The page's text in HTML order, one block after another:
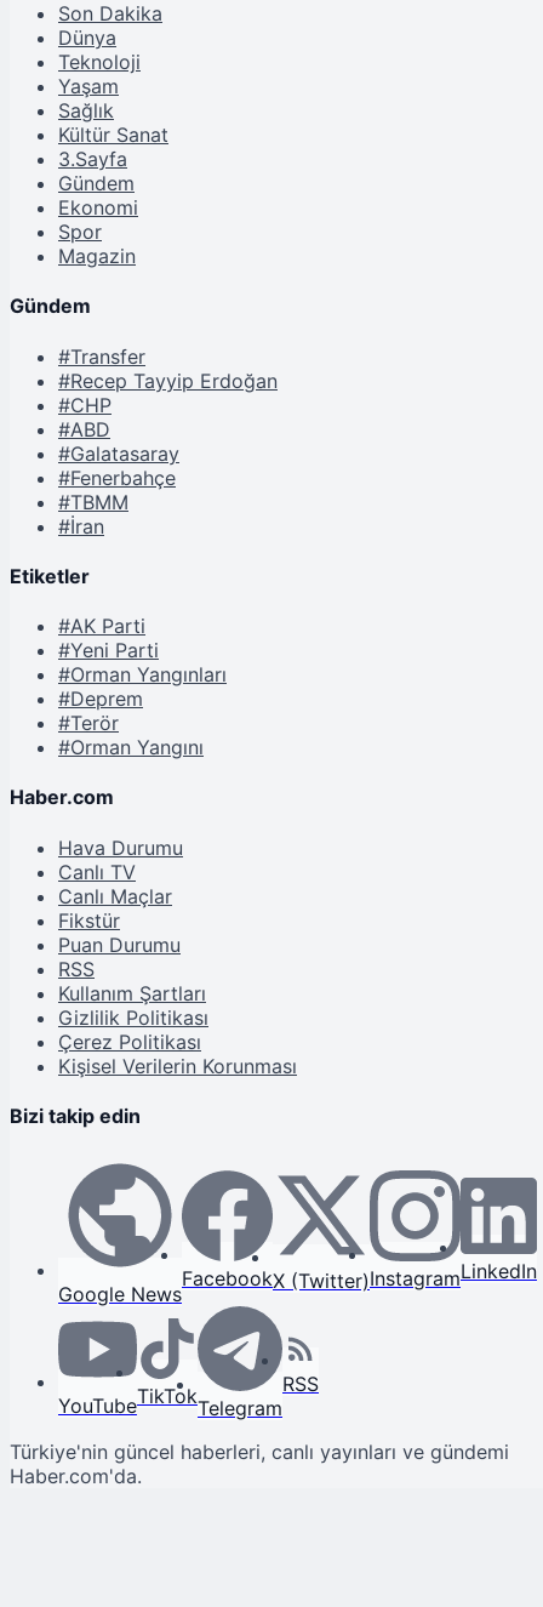
Son Dakika
Dünya
Teknoloji
Yaşam
Sağlık
Kültür Sanat
3.Sayfa
Gündem
Ekonomi
Spor
Magazin
Gündem
#Transfer
#Recep Tayyip Erdoğan
#CHP
#ABD
#Galatasaray
#Fenerbahçe
#TBMM
#İran
Etiketler
#AK Parti
#Yeni Parti
#Orman Yangınları
#Deprem
#Terör
#Orman Yangını
Haber.com
Hava Durumu
Canlı TV
Canlı Maçlar
Fikstür
Puan Durumu
RSS
Kullanım Şartları
Gizlilik Politikası
Çerez Politikası
Kişisel Verilerin Korunması
Bizi takip edin
Google News
FacebookX (Twitter)InstagramLinkedIn
YouTubeTikTokTelegram
RSS
Türkiye'nin güncel haberleri, canlı yayınları ve gündemi
Haber.com'da.